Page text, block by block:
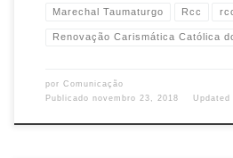
Marechal Taumaturgo Rcc
Renovação Carismática Católica
por Comunicação
Publicado novembro 23, 2018 Updated